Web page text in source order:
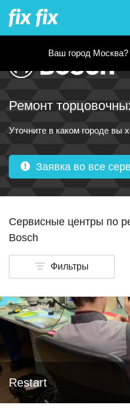
Ваш город Москва?
Ремонт
Уточните в каком городе вы
Заявка во все
Сервисные центры по
Bosch
Фильтры
Restart